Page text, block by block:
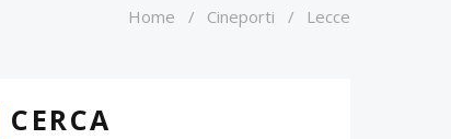
Home / Cineporti / Lecce
CERCA